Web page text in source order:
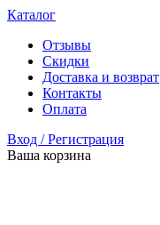
Каталог
Отзывы
Скидки
Доставка и возврат
Контакты
Оплата
Вход / Регистрация
Ваша корзина